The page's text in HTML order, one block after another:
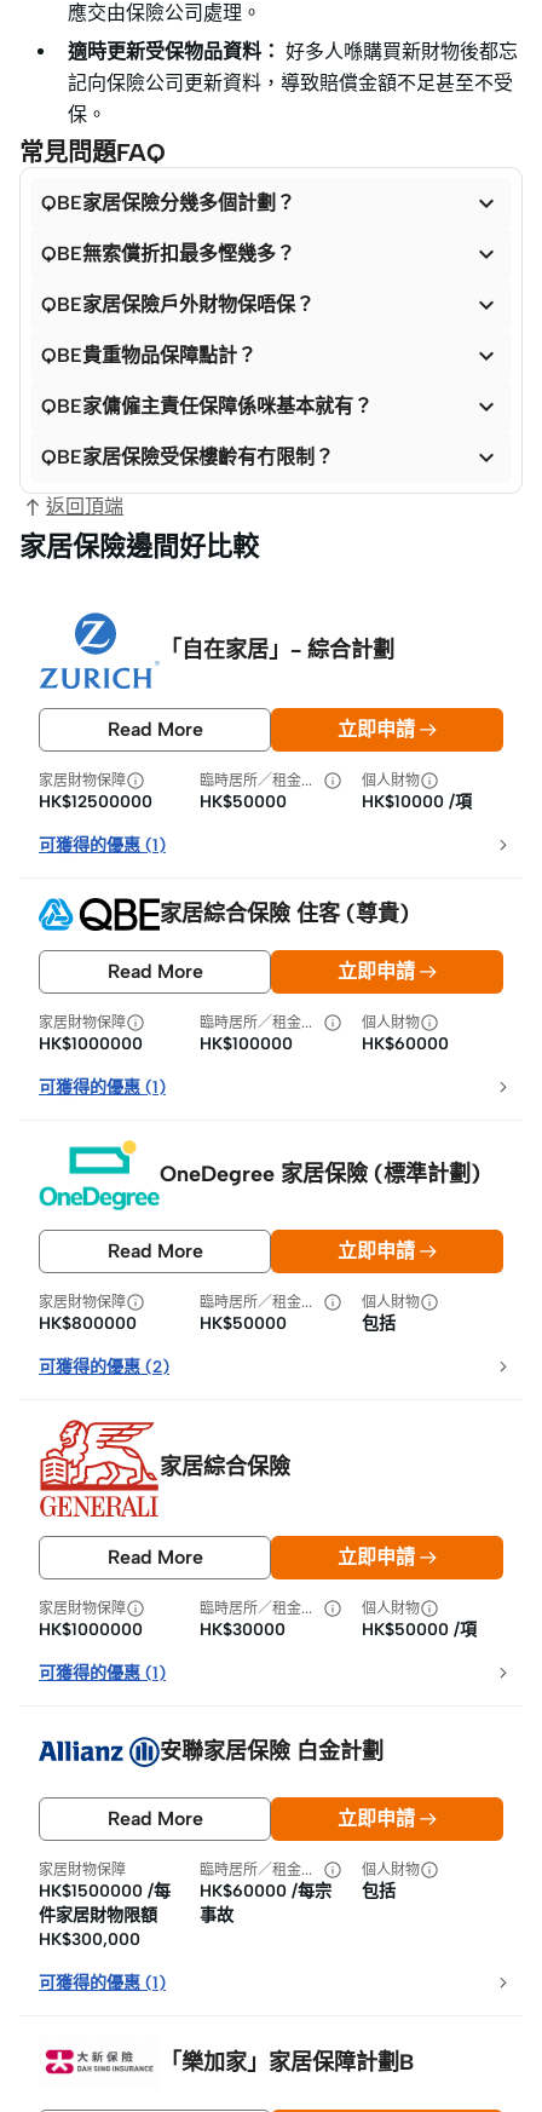
應交由保險公司處理。
適時更新受保物品資料： 好多人喺購買新財物後都忘
記向保險公司更新資料，導致賠償金額不足甚至不受
保。
常見問題FAQ
QBE家居保險分幾多個計劃？ 
QBE無索償折扣最多慳幾多？ 
QBE家居保險戶外財物保唔保？ 
QBE貴重物品保障點計？ 
QBE家傭僱主責任保障係咪基本就有？ 
QBE家居保險受保樓齡有冇限制？ 
返回頂端
家居保險邊間好比較
「自在家居」- 綜合計劃
Read More 立即申請
家居財物保障
HK$12500000
臨時居所／租金損失
HK$50000
個人財物
HK$10000 /項
可獲得的優惠 (1)
家居綜合保險 住客 (尊貴)
Read More 立即申請
家居財物保障
HK$1000000
臨時居所／租金損失
HK$100000
個人財物
HK$60000
可獲得的優惠 (1)
OneDegree 家居保險 (標準計劃)
Read More 立即申請
家居財物保障
HK$800000
臨時居所／租金損失
HK$50000
個人財物
包括
可獲得的優惠 (2)
家居綜合保險
Read More 立即申請
家居財物保障
HK$1000000
臨時居所／租金損失
HK$30000
個人財物
HK$50000 /項
可獲得的優惠 (1)
安聯家居保險 白金計劃
Read More 立即申請
家居財物保障
HK$1500000 /每
件家居財物限額
HK$300,000
臨時居所／租金損失
HK$60000 /每宗
事故
個人財物
包括
可獲得的優惠 (1)
「樂加家」家居保障計劃B